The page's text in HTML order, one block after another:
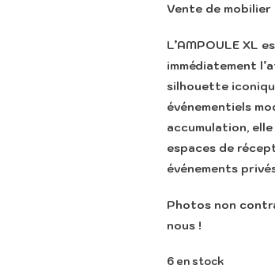
Vente de mobilier
L’AMPOULE XL
immédiatement
silhouette
événementiels
accumulation,
espaces de
événements
Photos non
nous !
6 en stock